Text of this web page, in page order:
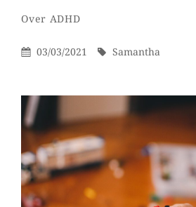
Categorieën
Over ADHDDoor
Samantha
reactie
kenmerken
van
ADHD,
wat
zijn
Gepubliceerd
03/03/2021 Door
Samantha